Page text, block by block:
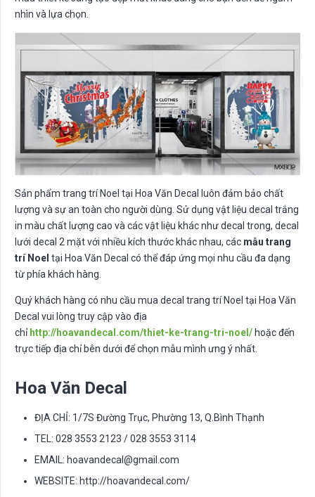
nhìn và lựa chọn.
Sản phẩm trang trí Noel tại Hoa Văn Decal luôn đảm bảo chất
lượng và sự an toàn cho người dùng. Sử dụng vật liệu decal trắng
in màu chất lượng cao và các vật liệu khác như decal trong, decal
lưới decal 2 mặt với nhiều kích thước khác nhau, các mẫu trang
trí Noel tại Hoa Văn Decal có thể đáp ứng mọi nhu cầu đa dạng
từ phía khách hàng.
Quý khách hàng có nhu cầu mua decal trang trí Noel tại Hoa Văn
Decal vui lòng truy cập vào địa
chỉ http://hoavandecal.com/thiet-ke-trang-tri-noel/ hoặc đến
trực tiếp địa chỉ bên dưới để chọn mẫu mình ưng ý nhất.
Hoa Văn Decal
ĐỊA CHỈ: 1/7S Đường Trục, Phường 13, Q.Bình Thạnh
TEL: 028 3553 2123 / 028 3553 3114
EMAIL: hoavandecal@gmail.com
WEBSITE: http://hoavandecal.com/